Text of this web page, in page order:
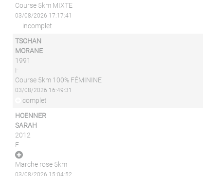
Course 5km MIXTE
03/08/2026 17:17:41
incomplet
TSCHAN
MORANE
1991
F
Course 5km 100% FÉMININE
03/08/2026 16:49:31
complet
HOENNER
SARAH
2012
F
Marche rose 5km
03/08/2026 15:04:52